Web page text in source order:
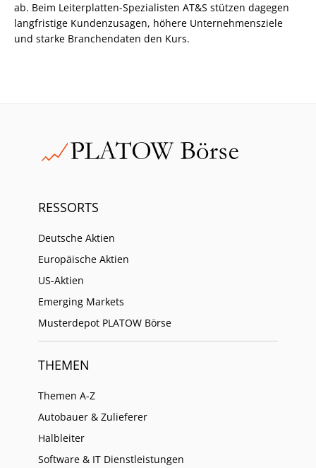
ab. Beim Leiterplatten-Spezialisten AT&S stützen dagegen
langfristige Kundenzusagen, höhere Unternehmensziele
und starke Branchendaten den Kurs.
RESSORTS
Deutsche Aktien
Europäische Aktien
US-Aktien
Emerging Markets
Musterdepot PLATOW Börse
THEMEN
Themen A-Z
Autobauer & Zulieferer
Halbleiter
Software & IT Dienstleistungen